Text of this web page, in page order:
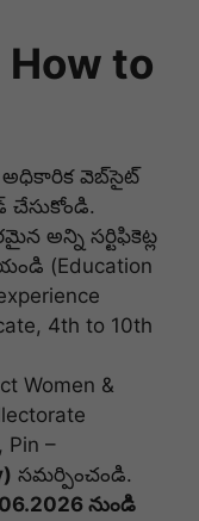
to
అధికారిక వెబ్‌సైట్
చేసుకోండి.
అన్ని సర్టిఫికెట్ల
(Education
4th to 10th
Women &
Pin –
సమర్పించండి.
నుండి